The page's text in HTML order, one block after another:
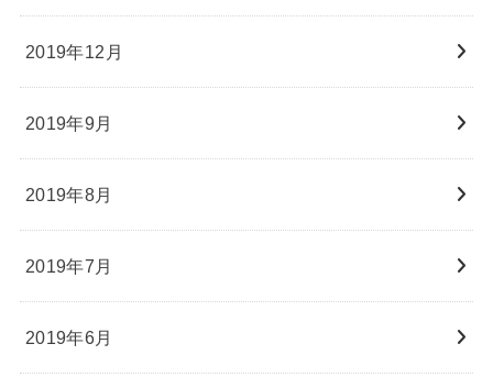
2019年12月
2019年9月
2019年8月
2019年7月
2019年6月